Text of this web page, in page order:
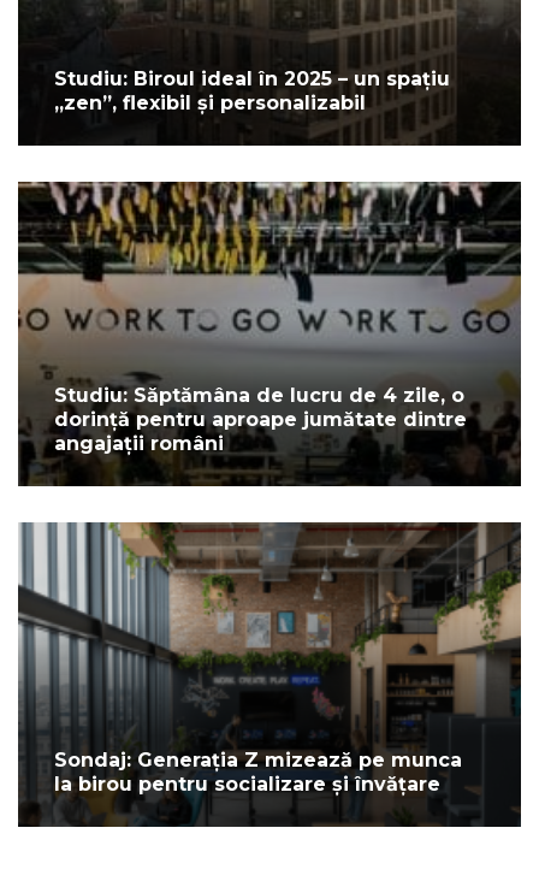
Studiu: Biroul ideal în 2025 – un spațiu
„zen”, flexibil și personalizabil
Studiu: Săptămâna de lucru de 4 zile, o
dorință pentru aproape jumătate dintre
angajații români
Sondaj: Generația Z mizează pe munca
la birou pentru socializare și învățare